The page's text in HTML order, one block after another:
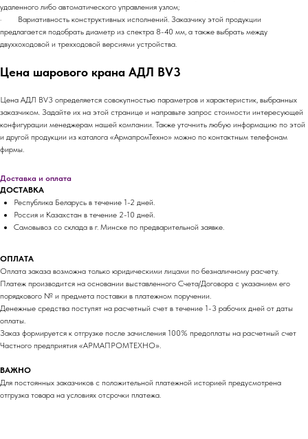
удаленного либо автоматического управления узлом;
· Вариативность конструктивных исполнений. Заказчику этой продукции
предлагается подобрать диаметр из спектра 8-40 мм, а также выбрать между
двуххоходовой и трехходовой версиями устройства.
Цена шарового крана АДЛ BV3
Цена АДЛ BV3 определяется совокупностью параметров и характеристик, выбранных
заказчиком. Задайте их на этой странице и направьте запрос стоимости интересующей
конфигурации менеджерам нашей компании. Также уточнить любую информацию по этой
и другой продукции из каталога «АрмапромТехно» можно по контактным телефонам
фирмы.
Доставка и оплата
ДОСТАВКА
Республика Беларусь в течение 1-2 дней.
Россия и Казахстан в течение 2-10 дней.
Самовывоз со склада в г. Минске по предварительной заявке.
ОПЛАТА
Оплата заказа возможна только юридическими лицами по безналичному расчету.
Платеж производится на основании выставленного Счета/Договора с указанием его
порядкового № и предмета поставки в платежном поручении.
Денежные средства поступят на расчетный счет в течение 1-3 рабочих дней от даты
оплаты.
Заказ формируется к отгрузке после зачисления 100% предоплаты на расчетный счет
Частного предприятия «АРМАПРОМТЕХНО».
ВАЖНО
Для постоянных заказчиков с положительной платежной историей предусмотрена
отгрузка товара на условиях отсрочки платежа.